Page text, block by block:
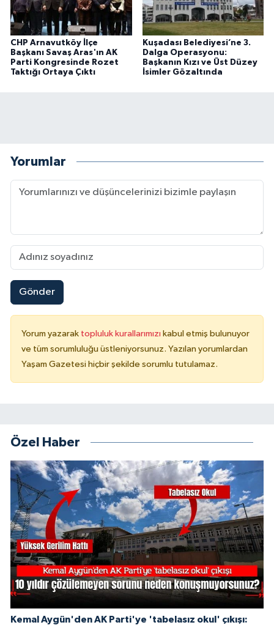
CHP Arnavutköy İlçe
Başkanı Savaş Aras'ın AK
Parti Kongresinde Rozet
Taktığı Ortaya Çıktı
Kuşadası Belediyesi’ne 3.
Dalga Operasyonu:
Başkanın Kızı ve Üst Düzey
İsimler Gözaltında
Yorumlar
Gönder
Yorum yazarak topluluk kurallarımızı kabul etmiş bulunuyor
ve tüm sorumluluğu üstleniyorsunuz. Yazılan yorumlardan
Yaşam Gazetesi hiçbir şekilde sorumlu tutulamaz.
Özel Haber
Kemal Aygün'den AK Parti'ye 'tabelasız okul' çıkışı: